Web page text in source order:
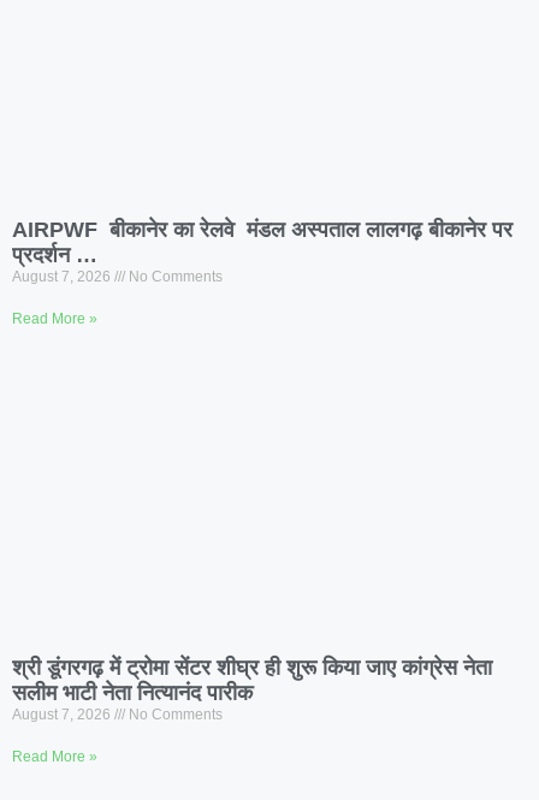
AIRPWF बीकानेर का रेलवे मंडल अस्पताल लालगढ़ बीकानेर पर
प्रदर्शन …
August 7, 2026 No Comments
Read More »
श्री डूंगरगढ़ में ट्रोमा सेंटर शीघ्र ही शुरू किया जाए कांग्रेस नेता
सलीम भाटी नेता नित्यानंद पारीक
August 7, 2026 No Comments
Read More »